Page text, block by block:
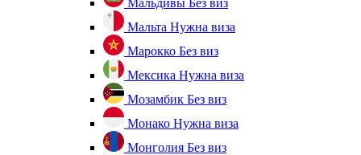
Мальдивы Без виз
Мальта Нужна виза
Марокко Без виз
Мексика Нужна виза
Мозамбик Без виз
Монако Нужна виза
Монголия Без виз